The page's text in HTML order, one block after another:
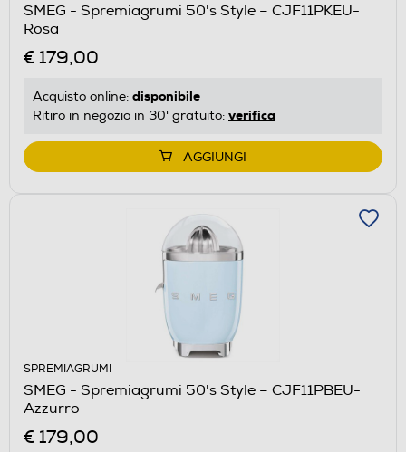
SMEG - Spremiagrumi 50's Style – CJF11PKEU-
Rosa
€ 179,00
Acquisto online: disponibile
Ritiro in negozio in 30' gratuito: verifica
AGGIUNGI
SPREMIAGRUMI
SMEG - Spremiagrumi 50's Style – CJF11PBEU-
Azzurro
€ 179,00